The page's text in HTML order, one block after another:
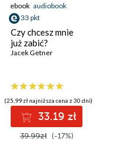
ebook audiobook
33 pkt
Czy chcesz mnie
już zabić?
Jacek Getner
(25,99 zł najniższa cena z 30 dni)
33.19 zł
39.99zł (-17%)